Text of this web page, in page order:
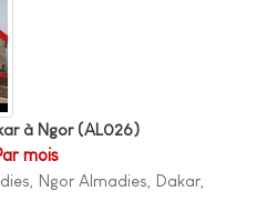
à Ngor (AL026)
mois
Ngor Almadies, Dakar,